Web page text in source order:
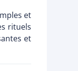
et
rituels
et